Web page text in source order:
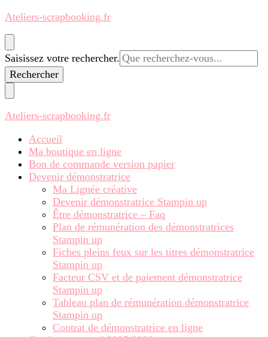
Ateliers-scrapbooking.fr
Vous
recherchiez
quelque
Saisissez votre rechercher.
Ateliers-scrapbooking.fr
Accueil
Ma boutique en ligne
Bon de commande version papier
Devenir démonstratrice
Ma Lignée créative
Devenir démonstratrice Stampin up
Être démonstratrice – Faq
Plan de rémunération des démonstratrices
Stampin up
Fiches pleins feux sur les titres démonstratrice
Stampin up
Facteur CSV et de paiement démonstratrice
Stampin up
Tableau plan de rémunération démonstratrice
Stampin up
Contrat de démonstratrice en ligne